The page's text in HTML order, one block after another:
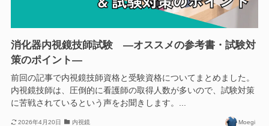
消化器内視鏡技師試験 —オススメの参考書・試験対
策のポイント—
前回の記事で内視鏡技師資格と受験資格についてまとめました。
内視鏡技師は、圧倒的に看護師の取得人数が多いので、試験対策
に苦戦されているという声をお聞きします。...
2026年4月20日 内視鏡 Moegi